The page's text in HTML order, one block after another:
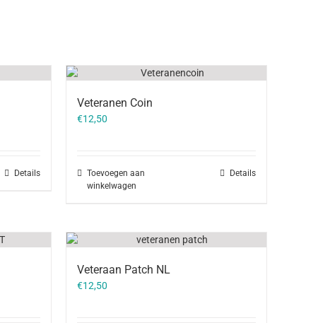
Details
Veteranen Coin
€12,50
Toevoegen aan
winkelwagen
Details
Veteraan Patch NL
€12,50